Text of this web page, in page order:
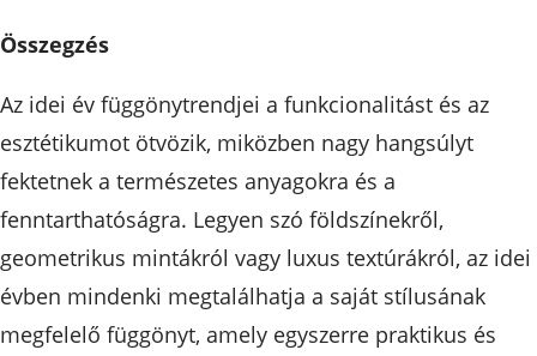
Összegzés
Az idei év függönytrendjei a funkcionalitást és az
esztétikumot ötvözik, miközben nagy hangsúlyt
fektetnek a természetes anyagokra és a
fenntarthatóságra. Legyen szó földszínekről,
geometrikus mintákról vagy luxus textúrákról, az idei
évben mindenki megtalálhatja a saját stílusának
megfelelő függönyt, amely egyszerre praktikus és